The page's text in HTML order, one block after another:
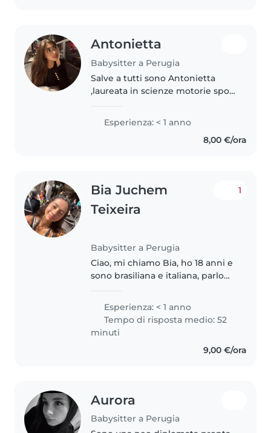
Antonietta
Babysitter a Perugia
Salve a tutti sono Antonietta
,laureata in scienze motorie sport
studi presso l'università di
perugia ,ho diverse esperienze
con i bambini data anche..
Esperienza: < 1 anno
8,00 €/ora
Bia Juchem
Teixeira
Babysitter a Perugia
1
Ciao, mi chiamo Bia, ho 18 anni e
sono brasiliana e italiana, parlo
bambini e ho esperienza di
avere una sorella minore, ma
sono..
Esperienza: < 1 anno
Tempo di risposta medio: 52
minuti
9,00 €/ora
Aurora
Babysitter a Perugia